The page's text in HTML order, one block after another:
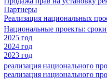
Партнеры
Реализация национальных
Национальные проекты:
2025 год
2024 год
2023 год
реализация национального
реализация национального